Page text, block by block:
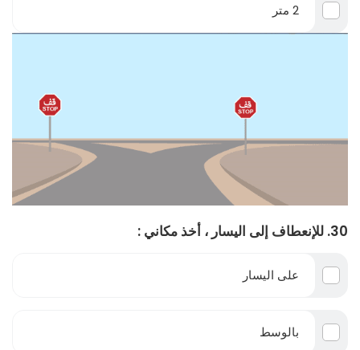
2 متر
30. للإنعطاف إلى اليسار ، أخذ مكاني :
على اليسار
بالوسط